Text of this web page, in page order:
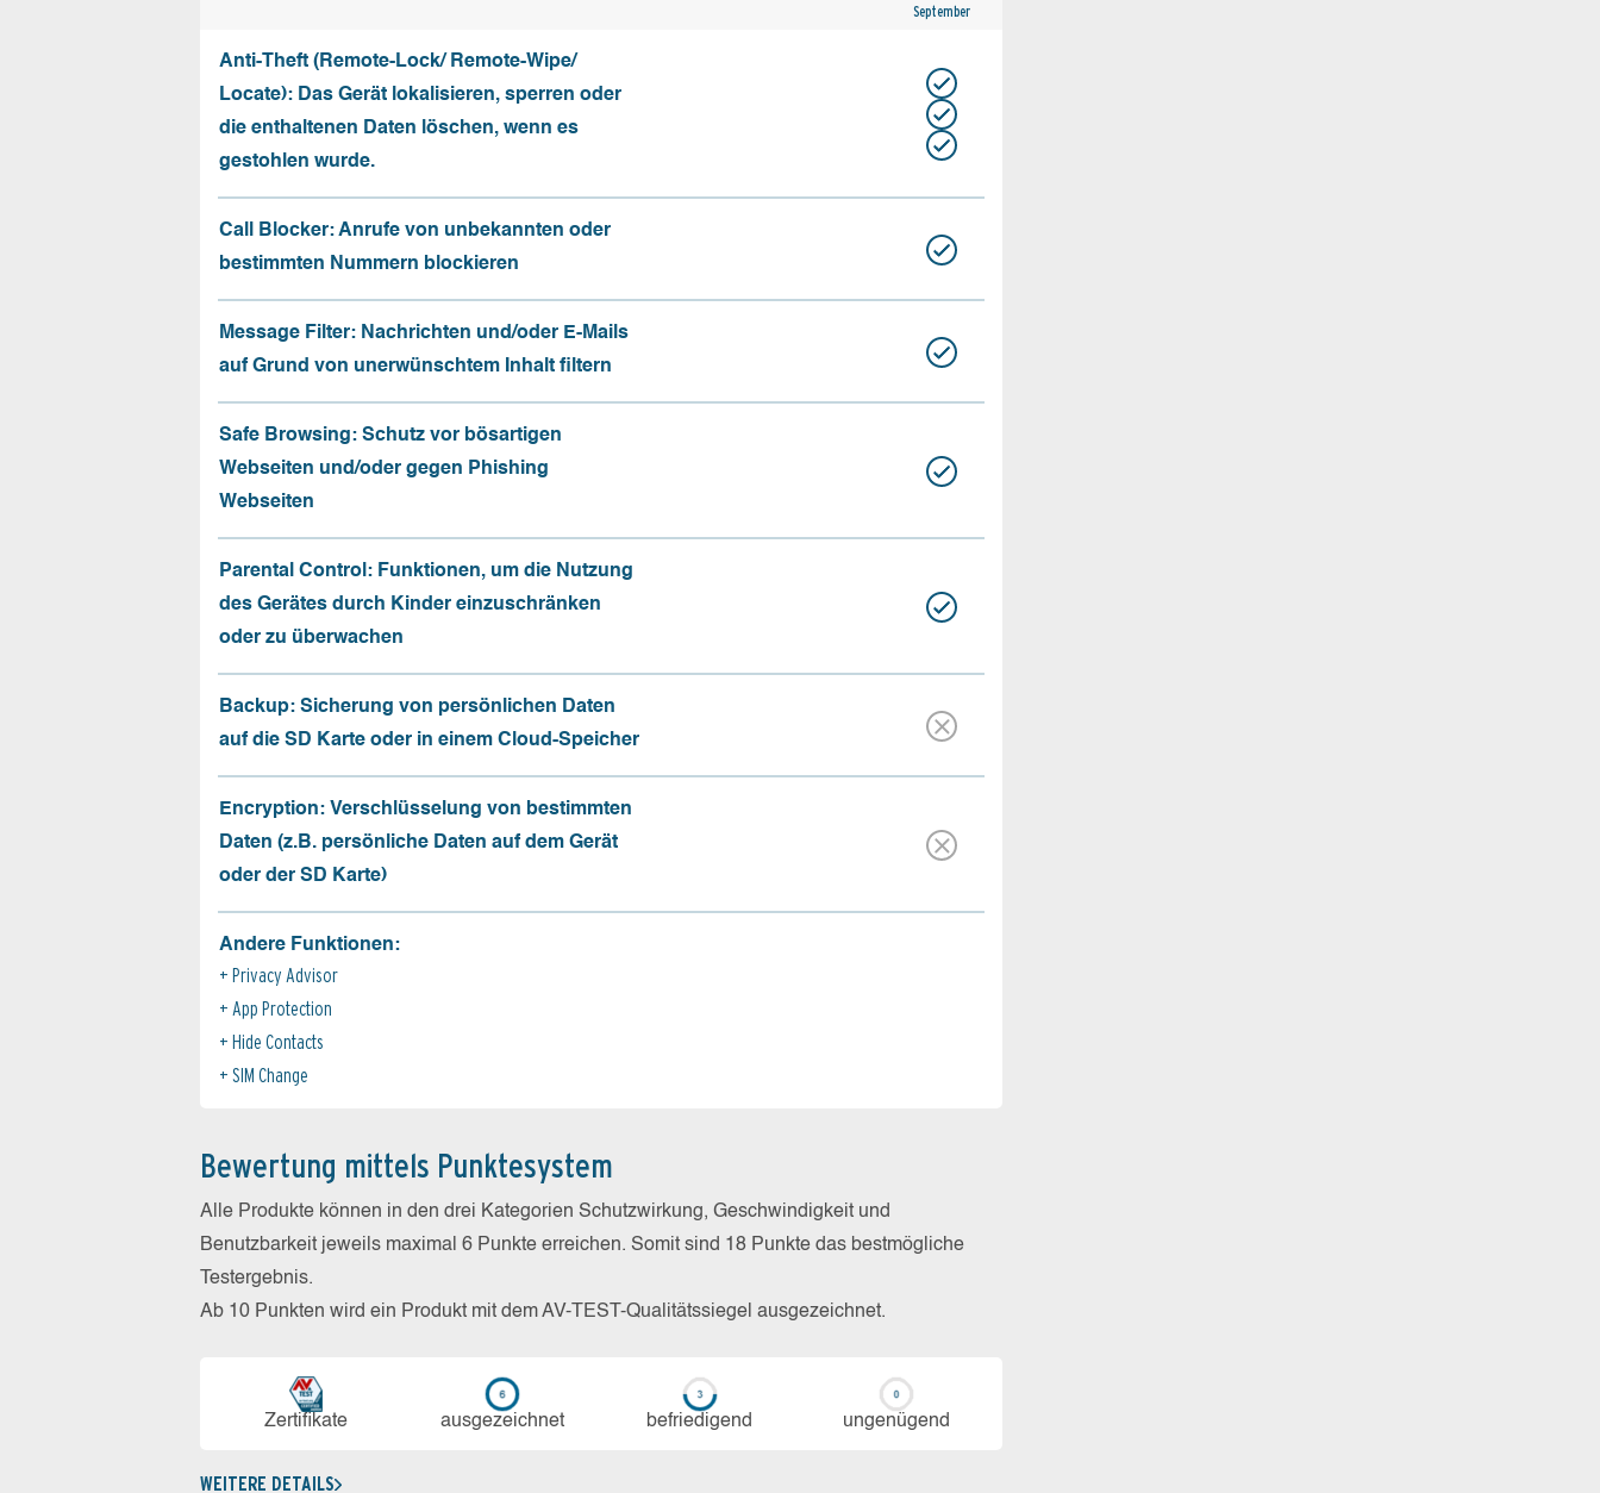
September
Anti-Theft (Remote-Lock/ Remote-Wipe/
Locate): Das Gerät lokalisieren, sperren oder
die enthaltenen Daten löschen, wenn es
gestohlen wurde.
Call Blocker: Anrufe von unbekannten oder
bestimmten Nummern blockieren
Message Filter: Nachrichten und/oder E-Mails
auf Grund von unerwünschtem Inhalt filtern
Safe Browsing: Schutz vor bösartigen
Webseiten und/oder gegen Phishing
Webseiten
Parental Control: Funktionen, um die Nutzung
des Gerätes durch Kinder einzuschränken
oder zu überwachen
Backup: Sicherung von persönlichen Daten
auf die SD Karte oder in einem Cloud-Speicher
Encryption: Verschlüsselung von bestimmten
Daten (z.B. persönliche Daten auf dem Gerät
oder der SD Karte)
Andere Funktionen:
Privacy Advisor
App Protection
Hide Contacts
SIM Change
Bewertung mittels Punktesystem
Alle Produkte können in den drei Kategorien Schutzwirkung, Geschwindigkeit und
Benutzbarkeit jeweils maximal 6 Punkte erreichen. Somit sind 18 Punkte das bestmögliche
Testergebnis.
Ab 10 Punkten wird ein Produkt mit dem AV-TEST-Qualitätssiegel ausgezeichnet.
Zerti­fikate aus­ge­zeich­net be­frie­di­gend un­ge­nü­gend
WEITERE DETAILS